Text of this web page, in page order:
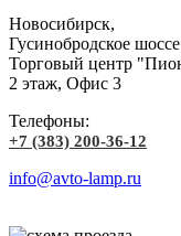
Новосибирск,
Гусинобродское
Торговый центр
2 этаж, Офис 3
Телефоны:
+7 (383) 200-36-12
info@avto-lamp.ru